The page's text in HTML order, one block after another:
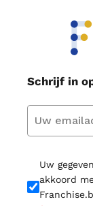
Schrijf in
Uw
akkoord